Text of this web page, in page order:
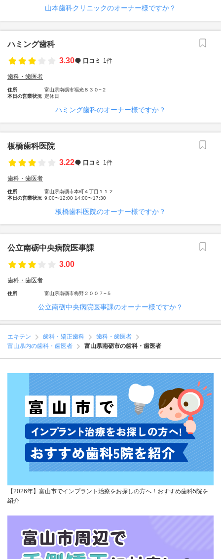
山本歯科クリニックのオーナー様ですか？
ハミング歯科
3.30
口コミ 1件
歯科・歯医者
住所
富山県南砺市福光８３０−２
本日の営業状況 定休日
ハミング歯科のオーナー様ですか？
板橋歯科医院
3.22
口コミ 1件
歯科・歯医者
住所
富山県南砺市本町４丁目１１２
本日の営業状況 9:00〜12:00 14:00〜17:30
板橋歯科医院のオーナー様ですか？
公立南砺中央病院医事課
3.00
歯科・歯医者
住所 富山県南砺市梅野２００７−５
公立南砺中央病院医事課のオーナー様ですか？
エキテン 歯科・矯正歯科
歯科・歯医者
富山県内の歯科・歯医者
富山県南砺市の歯科・歯医者
【2026年】富山市でインプラント治療をお探しの方へ！おすすめ歯科5院を
紹介